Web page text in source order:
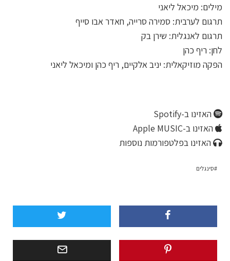
מילים: מיכאל ליאני
תרגום לערבית: סמירה סרייה, חאדר אבו סייף
תרגום לאנגלית: שירן בק
לחן: ריף כהן
הפקה מוזיקאלית: יניב אלקיים, ריף כהן ומיכאל ליאני
האזינו ב-Spotify
האזינו ב-Apple MUSIC
האזינו בפלטפורמות נוספות
סינגלים